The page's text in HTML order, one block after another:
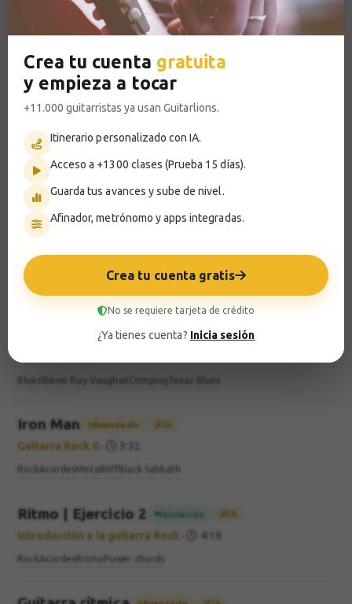
Riff combinados Avanzado IA
Guitarra Rock II· 1:33
RockRiffHard rock
Single note riff
Guitarra Rock II
RockGuitarra solista
Introducción a la guitarra Rock
Rock
Pride and Joy Avanzado IA
Blues Stevie Ray Vaughan Comping Texas Blues
Iron Man Avanzado IA
Guitarra Rock II 3:32
RockAcordesMetal RiffBlack Sabbath
Ritmo | Ejercicio 2 Iniciación IA
Introducción a la guitarra Rock · 4:19
RockAcordesRitmoPower chords
Crea tu cuenta gratuita
y empieza a tocar
+11.000 guitarristas ya usan Guitarlions.
Itinerario personalizado con IA.
Acceso a +1300 clases (Prueba 15 días).
Guarda tus avances y sube de nivel.
Afinador, metrónomo y apps integradas.
Crea tu cuenta gratis
No se requiere tarjeta de crédito
¿Ya tienes cuenta? Inicia sesión